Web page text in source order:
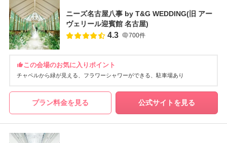
ニーズ名古屋八事 by T&G WEDDING(旧 アー
ヴェリール迎賓館 名古屋)
4.3 700件
この会場のお気に入りポイント
チャペルから緑が見える フラワーシャワーができる 駐車場あり
プラン料金を見る 公式サイトを見る